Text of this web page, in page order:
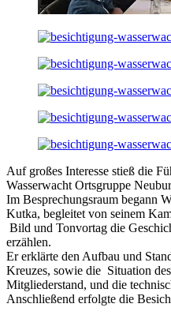
Auf großes Interesse stieß die
Wasserwacht Ortsgruppe
Im Besprechungsraum begann
Kutka, begleitet von seinem
Bild und Tonvortag die
erzählen.
Er erklärte den Aufbau und
Kreuzes, sowie die Situation
Mitgliederstand, und die
Anschließend erfolgte die